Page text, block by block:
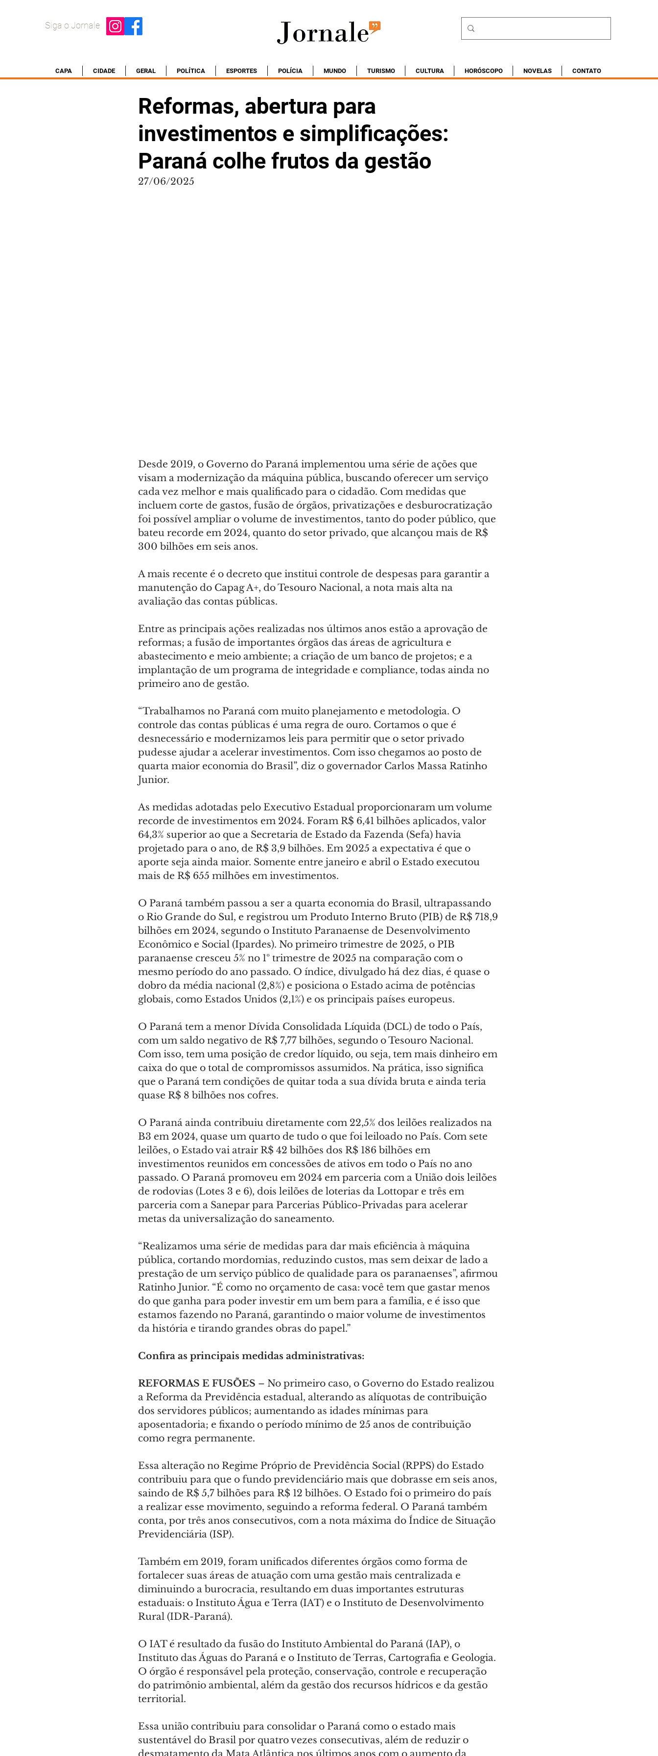
Siga o Jornale
CAPA CIDADE GERAL POLÍTICA ESPORTES POLÍCIA MUNDO TURISMO CULTURA HORÓSCOPO NOVELAS CONTATO
Reformas, abertura para
investimentos e simplificações:
Paraná colhe frutos da gestão
27/06/2025
Desde 2019, o Governo do Paraná implementou uma série de ações que
visam a modernização da máquina pública, buscando oferecer um serviço
cada vez melhor e mais qualificado para o cidadão. Com medidas que
incluem corte de gastos, fusão de órgãos, privatizações e desburocratização
foi possível ampliar o volume de investimentos, tanto do poder público, que
bateu recorde em 2024, quanto do setor privado, que alcançou mais de R$
300 bilhões em seis anos.
A mais recente é o decreto que institui controle de despesas para garantir a
manutenção do Capag A+, do Tesouro Nacional, a nota mais alta na
avaliação das contas públicas.
Entre as principais ações realizadas nos últimos anos estão a aprovação de
reformas; a fusão de importantes órgãos das áreas de agricultura e
abastecimento e meio ambiente; a criação de um banco de projetos; e a
implantação de um programa de integridade e compliance, todas ainda no
primeiro ano de gestão.
“Trabalhamos no Paraná com muito planejamento e metodologia. O
controle das contas públicas é uma regra de ouro. Cortamos o que é
desnecessário e modernizamos leis para permitir que o setor privado
pudesse ajudar a acelerar investimentos. Com isso chegamos ao posto de
quarta maior economia do Brasil”, diz o governador Carlos Massa Ratinho
Junior.
As medidas adotadas pelo Executivo Estadual proporcionaram um volume
recorde de investimentos em 2024. Foram R$ 6,41 bilhões aplicados, valor
64,3% superior ao que a Secretaria de Estado da Fazenda (Sefa) havia
projetado para o ano, de R$ 3,9 bilhões. Em 2025 a expectativa é que o
aporte seja ainda maior. Somente entre janeiro e abril o Estado executou
mais de R$ 655 milhões em investimentos.
O Paraná também passou a ser a quarta economia do Brasil, ultrapassando
o Rio Grande do Sul, e registrou um Produto Interno Bruto (PIB) de R$ 718,9
bilhões em 2024, segundo o Instituto Paranaense de Desenvolvimento
Econômico e Social (Ipardes). No primeiro trimestre de 2025, o PIB
paranaense cresceu 5% no 1º trimestre de 2025 na comparação com o
mesmo período do ano passado. O índice, divulgado há dez dias, é quase o
dobro da média nacional (2,8%) e posiciona o Estado acima de potências
globais, como Estados Unidos (2,1%) e os principais países europeus.
O Paraná tem a menor Dívida Consolidada Líquida (DCL) de todo o País,
com um saldo negativo de R$ 7,77 bilhões, segundo o Tesouro Nacional.
Com isso, tem uma posição de credor líquido, ou seja, tem mais dinheiro em
caixa do que o total de compromissos assumidos. Na prática, isso significa
que o Paraná tem condições de quitar toda a sua dívida bruta e ainda teria
quase R$ 8 bilhões nos cofres.
O Paraná ainda contribuiu diretamente com 22,5% dos leilões realizados na
B3 em 2024, quase um quarto de tudo o que foi leiloado no País. Com sete
leilões, o Estado vai atrair R$ 42 bilhões dos R$ 186 bilhões em
investimentos reunidos em concessões de ativos em todo o País no ano
passado. O Paraná promoveu em 2024 em parceria com a União dois leilões
de rodovias (Lotes 3 e 6), dois leilões de loterias da Lottopar e três em
parceria com a Sanepar para Parcerias Público-Privadas para acelerar
metas da universalização do saneamento.
“Realizamos uma série de medidas para dar mais eficiência à máquina
pública, cortando mordomias, reduzindo custos, mas sem deixar de lado a
prestação de um serviço público de qualidade para os paranaenses”, afirmou
Ratinho Junior. “É como no orçamento de casa: você tem que gastar menos
do que ganha para poder investir em um bem para a família, e é isso que
estamos fazendo no Paraná, garantindo o maior volume de investimentos
da história e tirando grandes obras do papel.”
Confira as principais medidas administrativas:
REFORMAS E FUSÕES – No primeiro caso, o Governo do Estado realizou
a Reforma da Previdência estadual, alterando as alíquotas de contribuição
dos servidores públicos; aumentando as idades mínimas para
aposentadoria; e fixando o período mínimo de 25 anos de contribuição
como regra permanente.
Essa alteração no Regime Próprio de Previdência Social (RPPS) do Estado
contribuiu para que o fundo previdenciário mais que dobrasse em seis anos,
saindo de R$ 5,7 bilhões para R$ 12 bilhões. O Estado foi o primeiro do país
a realizar esse movimento, seguindo a reforma federal. O Paraná também
conta, por três anos consecutivos, com a nota máxima do Índice de Situação
Previdenciária (ISP).
Também em 2019, foram unificados diferentes órgãos como forma de
fortalecer suas áreas de atuação com uma gestão mais centralizada e
diminuindo a burocracia, resultando em duas importantes estruturas
estaduais: o Instituto Água e Terra (IAT) e o Instituto de Desenvolvimento
Rural (IDR-Paraná).
O IAT é resultado da fusão do Instituto Ambiental do Paraná (IAP), o
Instituto das Águas do Paraná e o Instituto de Terras, Cartografia e Geologia.
O órgão é responsável pela proteção, conservação, controle e recuperação
do patrimônio ambiental, além da gestão dos recursos hídricos e da gestão
territorial.
Essa união contribuiu para consolidar o Paraná como o estado mais
sustentável do Brasil por quatro vezes consecutivas, além de reduzir o